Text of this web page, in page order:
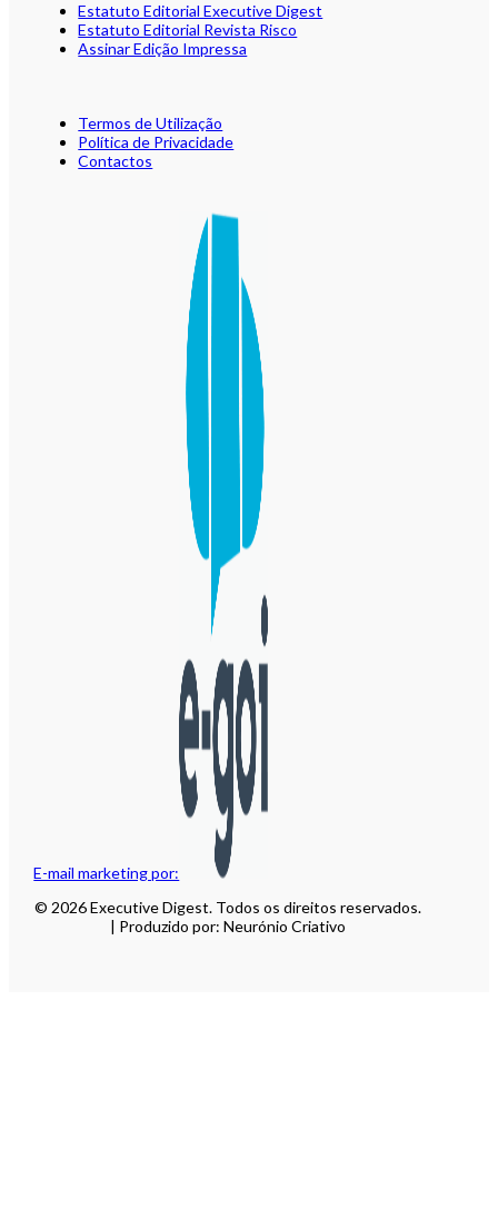
E-mail marketing por:
Estatuto Editorial Executive Digest
Estatuto Editorial Revista Risco
Assinar Edição Impressa
Termos de Utilização
Política de Privacidade
Contactos
© 2026 Executive Digest. Todos os direitos reservados.
| Produzido por: Neurónio Criativo